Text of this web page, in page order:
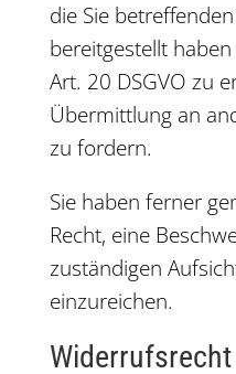
die Sie
bereitgestellt
Art. 20 DSGVO zu
Übermittlung an
zu fordern.
Sie haben ferner
Recht, eine
zuständigen
einzureichen.
Widerrufsrecht